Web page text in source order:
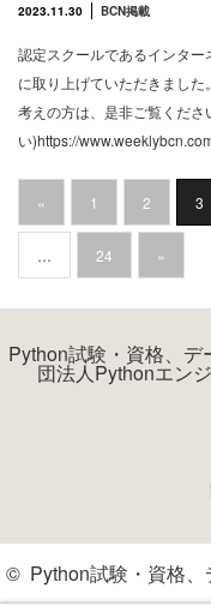
2023.11.30 BCN掲載
認定スクールであるインタ
に取り上げていただきまし
考えの方は、是非ご覧くだ
い)https://
« 1 2 3
… 24 »
Python試験・資格、
団法人Pythonエン
© Python試験・資格